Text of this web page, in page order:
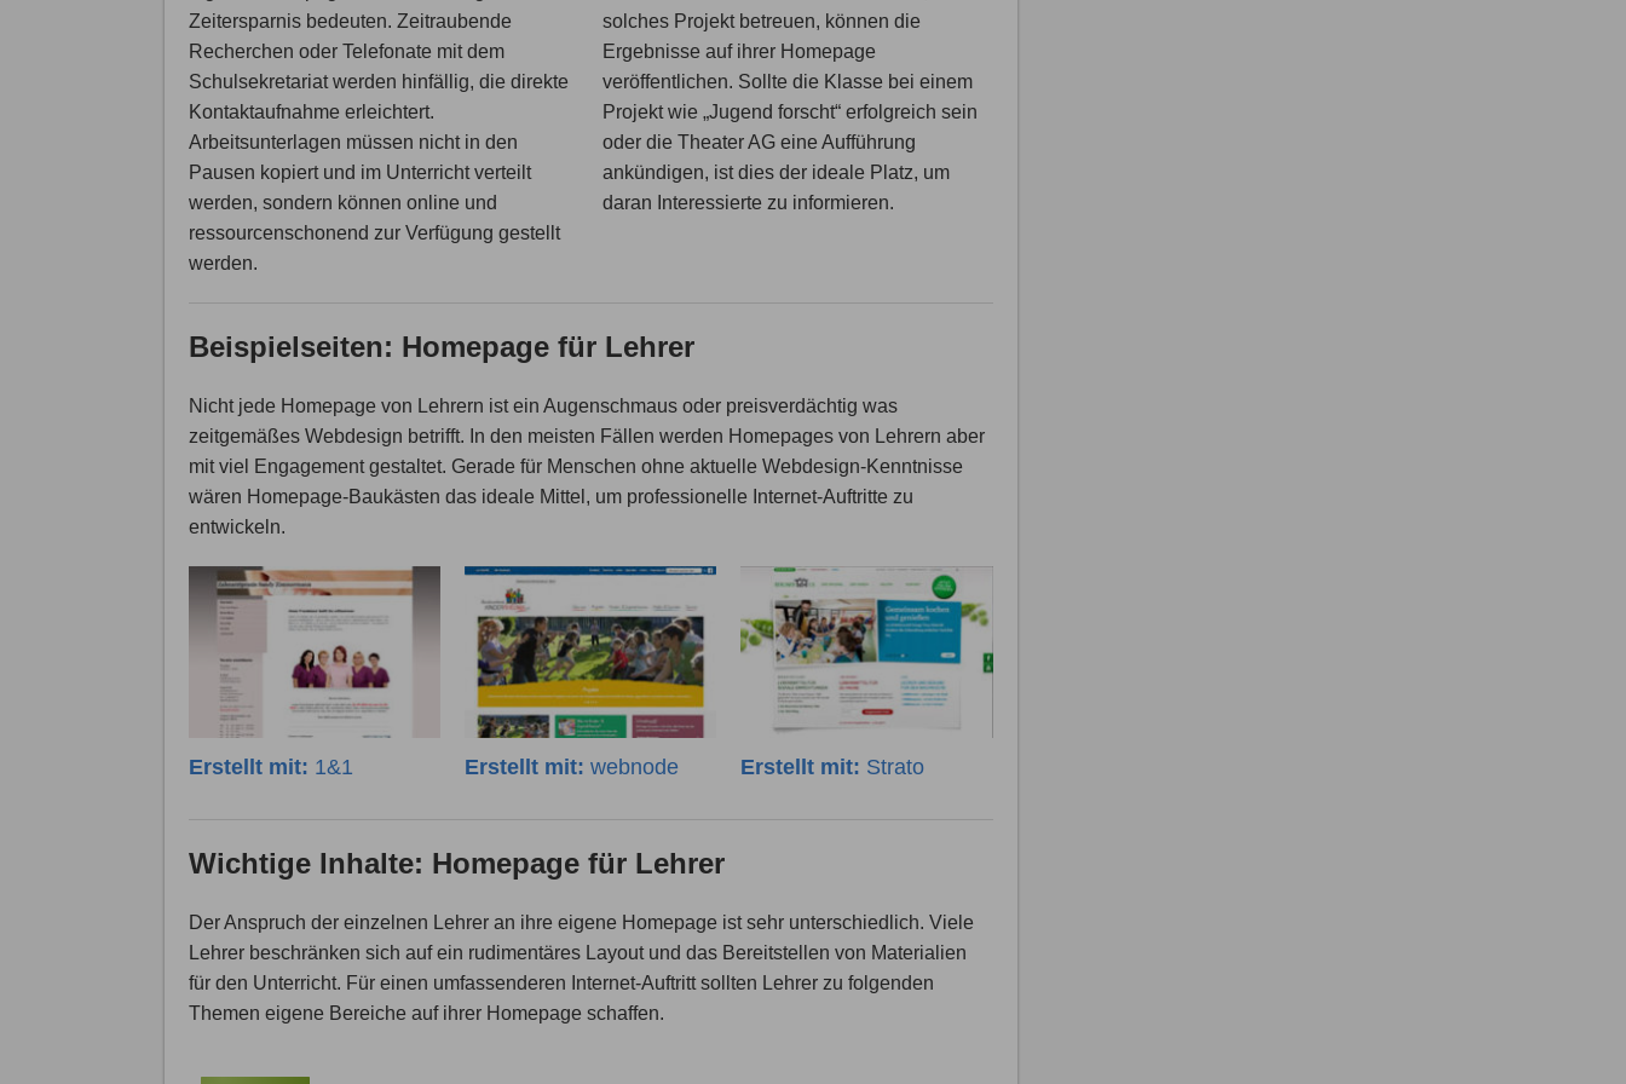
Zeitersparnis bedeuten. Zeitraubende
Recherchen oder Telefonate mit dem
Schulsekretariat werden hinfällig, die direkte
Kontaktaufnahme erleichtert.
Arbeitsunterlagen müssen nicht in den
Pausen kopiert und im Unterricht verteilt
werden, sondern können online und
ressourcenschonend zur Verfügung gestellt
werden.
solches Projekt betreuen, können die
Ergebnisse auf ihrer Homepage
veröffentlichen. Sollte die Klasse bei einem
Projekt wie „Jugend forscht“ erfolgreich sein
oder die Theater AG eine Aufführung
ankündigen, ist dies der ideale Platz, um
daran Interessierte zu informieren.
Beispielseiten: Homepage für Lehrer
Nicht jede Homepage von Lehrern ist ein Augenschmaus oder preisverdächtig was
zeitgemäßes Webdesign betrifft. In den meisten Fällen werden Homepages von Lehrern aber
mit viel Engagement gestaltet. Gerade für Menschen ohne aktuelle Webdesign-Kenntnisse
wären Homepage-Baukästen das ideale Mittel, um professionelle Internet-Auftritte zu
entwickeln.
Erstellt mit: 1&1 Erstellt mit:webnode Erstellt mit: Strato
Wichtige Inhalte: Homepage für Lehrer
Der Anspruch der einzelnen Lehrer an ihre eigene Homepage ist sehr unterschiedlich. Viele
Lehrer beschränken sich auf ein rudimentäres Layout und das Bereitstellen von Materialien
für den Unterricht. Für einen umfassenderen Internet-Auftritt sollten Lehrer zu folgenden
Themen eigene Bereiche auf ihrer Homepage schaffen.